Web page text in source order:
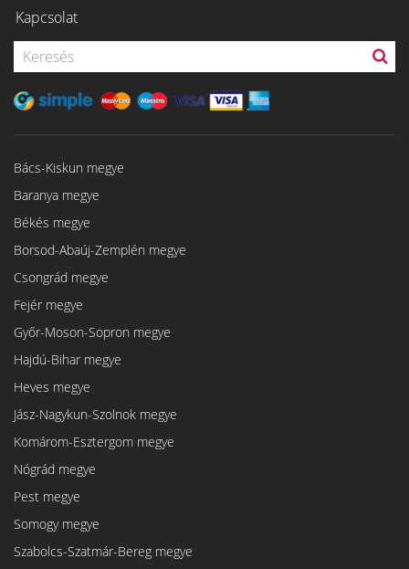
Kapcsolat
Bács-Kiskun megye
Baranya megye
Békés megye
Borsod-Abaúj-Zemplén megye
Csongrád megye
Fejér megye
Győr-Moson-Sopron megye
Hajdú-Bihar megye
Heves megye
Jász-Nagykun-Szolnok megye
Komárom-Esztergom megye
Nógrád megye
Pest megye
Somogy megye
Szabolcs-Szatmár-Bereg megye